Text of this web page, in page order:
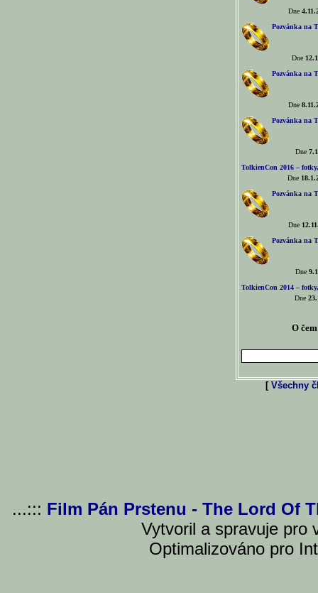
Dne
Pozvánka na
Dne
Pozvánka na
Dne
Pozvánka na
Dne
TolkienCon 2016 –
Dne
Pozvánka na
Dne
Pozvánka na
Dne
TolkienCon 2014 –
Dne
O
[ Všechny
...::: Film Pán Prstenu - The Lord Of
Vytvoril a spravuje pro
Optimalizováno pro